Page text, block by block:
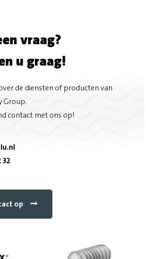
vraag?
u graag!
de diensten of producten van
Group.
contact met ons op!
32
op